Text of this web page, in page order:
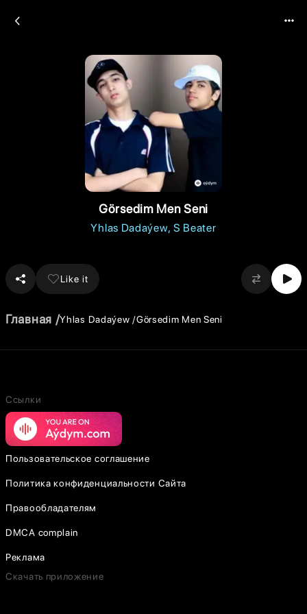
Görsedim Men Seni
Yhlas Dadaýew S Beater
Like it
Главная Yhlas Dadaýew Görsedim Men Seni
Ссылки
Пользовательское соглашение
Политика конфиденциальности Сайта
Правообладателям
DMCA complain
Реклама
Скачать приложение